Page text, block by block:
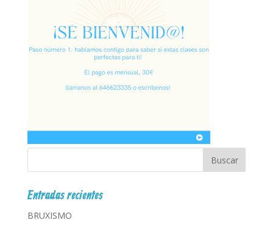
Entradas recientes
BRUXISMO